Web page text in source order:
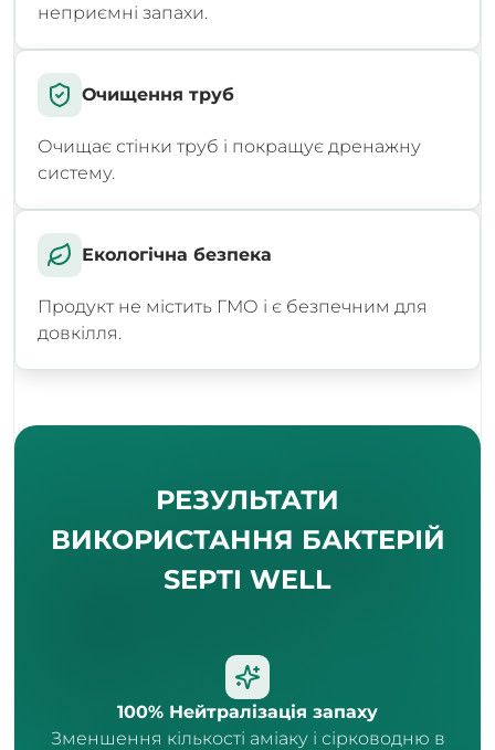
неприємні запахи.
Очищення труб
Очищає стінки труб і покращує дренажну
систему.
Екологічна безпека
Продукт не містить ГМО і є безпечним для
довкілля.
РЕЗУЛЬТАТИ
ВИКОРИСТАННЯ БАКТЕРІЙ
SEPTI WELL
100% Нейтралізація запаху
Зменшення кількості аміаку і сірководню в